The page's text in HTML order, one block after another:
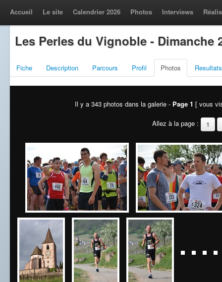
Accueil Le site Calendrier 2026 Photos Interviews
Les Perles du Vignoble - Dimanche
Fiche Description Parcours Profil Photos Resultats
Il y a 343 photos dans la galerie - Page 1 [ vous
Allez à la page : 1